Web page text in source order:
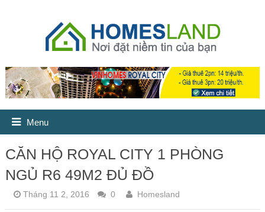
Menu
CĂN HỘ ROYAL CITY 1 PHÒNG
NGỦ R6 49M2 ĐỦ ĐỒ
Tháng 11 2, 2016 0 Homesland